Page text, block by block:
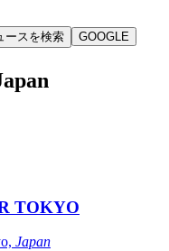
ースを検索
GOOGLE
TOKYO
Japan